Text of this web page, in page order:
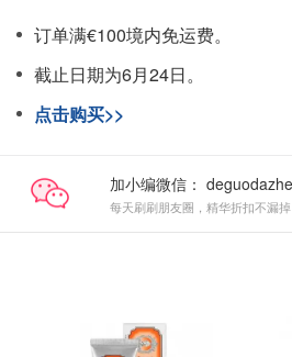
订单满€100境内免运费。
截止日期为6月24日。
点击购买>>
加小编微信：
每天刷刷朋友圈，精华折扣不漏掉